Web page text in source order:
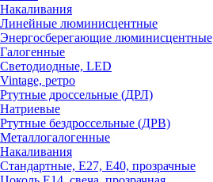
Накаливания
Линейные люминисцентные
Энергосберегающие люминисцентные
Галогенные
Светодиодные, LED
Vintage, ретро
Ртутные дроссельные (ДРЛ)
Натриевые
Ртутные бездроссельные (ДРВ)
Металлогалогенные
Накаливания
Стандартные, Е27, Е40, прозрачные